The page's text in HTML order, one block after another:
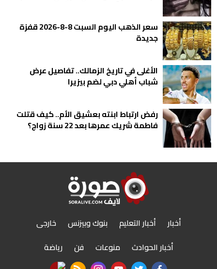
سعر الذهب اليوم السبت 8-8-2026 قفزة
جديدة
الأغلى في تاريخ الزمالك.. تفاصيل عرض
شباب أهلي دبي لضم بيزيرا
رفض ارتباط ابنته بعشيق الأم.. كيف قتلت
فاطمة شريك عمرها بعد 22 سنة زواج؟
أخبار أخبار التعليم بنوك وبيزنس
خارجى
أخبار الحوادث
منوعات فن
رياضة